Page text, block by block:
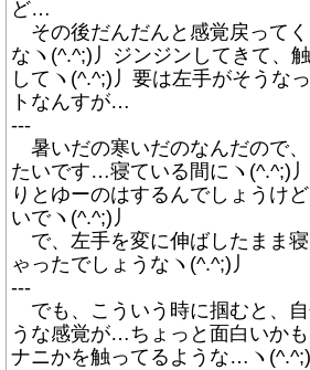
ど…
その後だんだんと感覚戻って
なヽ(^.^;)丿ジンジンしてきて、
してヽ(^.^;)丿要は左手がそうな
トなんすが…
---
暑いだの寒いだのなんだので
たいです…寝ている間にヽ(^.^;)
りとゆーのはするんでしょうけ
いでヽ(^.^;)丿
で、左手を変に伸ばしたまま
ゃったでしょうなヽ(^.^;)丿
---
でも、こういう時に掴むと、
うな感覚が…ちょっと面白いか
ナニかを触ってるような…ヽ(^.^;)